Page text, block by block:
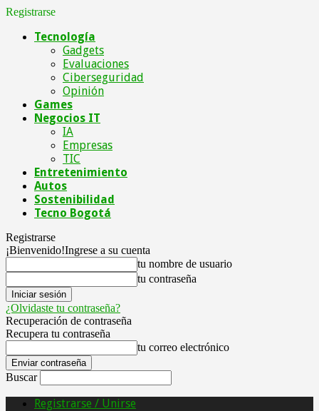
Registrarse
Tecnología
Gadgets
Evaluaciones
Ciberseguridad
Opinión
Games
Negocios IT
IA
Empresas
TIC
Entretenimiento
Autos
Sostenibilidad
Tecno Bogotá
Registrarse
¡Bienvenido!Ingrese a su cuenta
tu nombre de usuario
tu contraseña
¿Olvidaste tu contraseña?
Recuperación de contraseña
Recupera tu contraseña
tu correo electrónico
Buscar
Registrarse / Unirse